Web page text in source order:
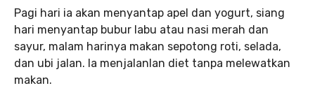
Pagi hari ia akan menyantap apel dan yogurt, siang
hari menyantap bubur labu atau nasi merah dan
sayur, malam harinya makan sepotong roti, selada,
dan ubi jalan. Ia menjalanlan diet tanpa melewatkan
makan.